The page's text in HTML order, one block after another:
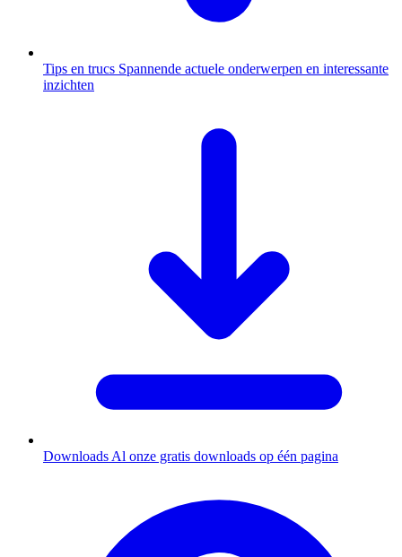
Tips en trucs Spannende actuele onderwerpen en interessante
inzichten
Downloads Al onze gratis downloads op één pagina